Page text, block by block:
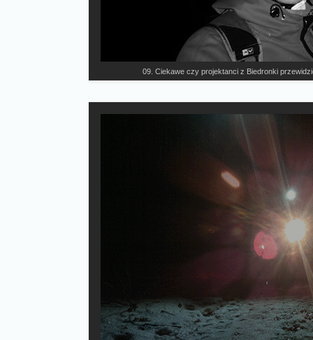
09. Ciekawe czy projektanci z Biedronki